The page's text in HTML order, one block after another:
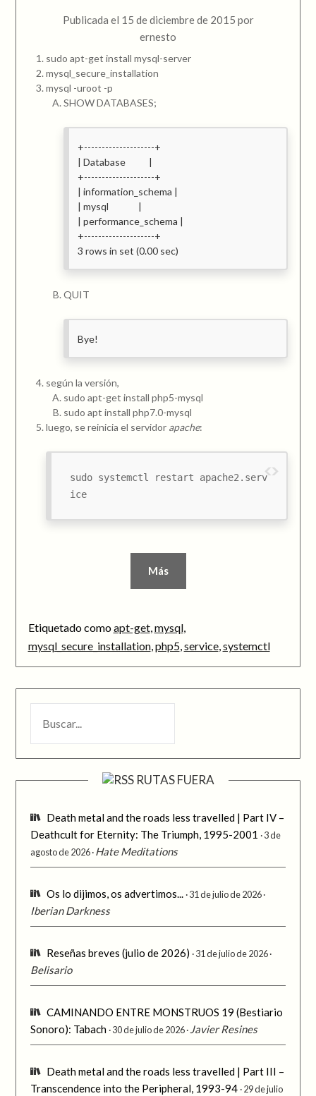
Publicada el 15 de diciembre de 2015 por
ernesto
sudo apt-get install mysql-server
mysql_secure_installation
mysql -uroot -p
SHOW DATABASES;
+--------------------+
| Database |
+--------------------+
| information_schema |
| mysql |
| performance_schema |
+--------------------+
3 rows in set (0.00 sec)
QUIT
Bye!
según la versión,
sudo apt-get install php5-mysql
sudo apt install php7.0-mysql
luego, se reinicia el servidor apache:
sudo systemctl restart apache2.serv
ice
Más
Etiquetado comoapt-get,mysql,
mysql_secure_installation,php5,service,systemctl
RUTAS FUERA
Death metal and the roads less travelled | Part IV –
Deathcult for Eternity: The Triumph, 1995-2001
3 de
agosto de 2026 Hate Meditations
Os lo dijimos, os advertimos... 31 de julio de 2026
Iberian Darkness
Reseñas breves (julio de 2026) 31 de julio de 2026
Belisario
CAMINANDO ENTRE MONSTRUOS 19 (Bestiario
Sonoro): Tabach 30 de julio de 2026 Javier Resines
Death metal and the roads less travelled | Part III –
Transcendence into the Peripheral, 1993-94 29 de julio